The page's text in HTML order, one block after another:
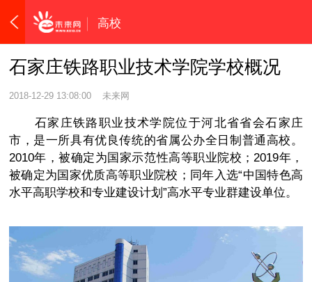
高校
石家庄铁路职业技术学院学校概况
2018-12-29 13:08:00 未来网
石家庄铁路职业技术学院位于河北省省会石家庄
市，是一所具有优良传统的省属公办全日制普通高校。
2010年，被确定为国家示范性高等职业院校；2019年，
被确定为国家优质高等职业院校；同年入选“中国特色高
水平高职学校和专业建设计划”高水平专业群建设单位。